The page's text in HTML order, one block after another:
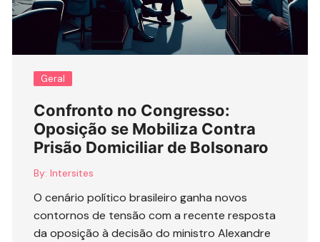
Geral
Confronto no Congresso:
Oposição se Mobiliza Contra
Prisão Domiciliar de Bolsonaro
By: Intersites
O cenário político brasileiro ganha novos
contornos de tensão com a recente resposta
da oposição à decisão do ministro Alexandre